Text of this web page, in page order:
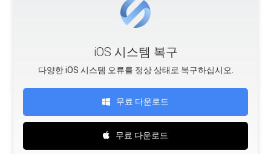
iOS 시스템 복구
다양한 iOS 시스템 오류를 정상 상태로 복구하십시오.
무료 다운로드
무료 다운로드